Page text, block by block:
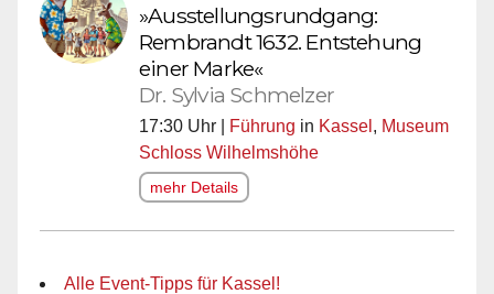
»Ausstellungsrundgang:
Rembrandt 1632. Entstehung
einer Marke«
Dr. Sylvia Schmelzer
17:30 Uhr | Führung in Kassel , Museum
Schloss Wilhelmshöhe
mehr Details
Alle Event-Tipps für Kassel!